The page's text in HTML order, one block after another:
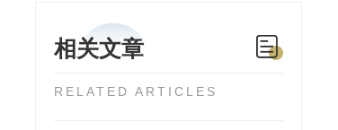
相关文章
RELATED ARTICLES